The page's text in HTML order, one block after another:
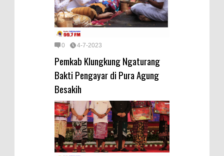
0 4-7-2023
Pemkab Klungkung Ngaturang
Bakti Pengayar di Pura Agung
Besakih